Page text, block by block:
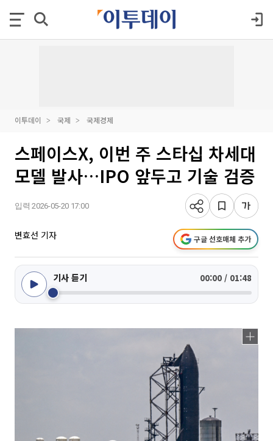
이투데이 국제 국제경제
스페이스X, 이번 주 스타십 차세대
모델 발사…IPO 앞두고 기술 검증
입력 2026-05-20 17:00
변효선 기자 구글 선호매체 추가
기사 듣기 00:00 / 01:48